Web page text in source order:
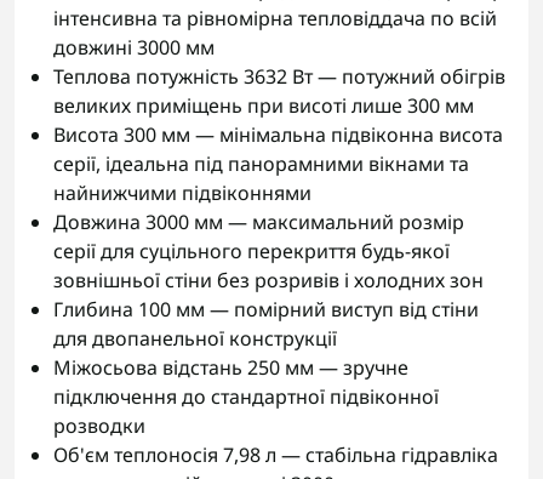
інтенсивна та рівномірна тепловіддача по всій
довжині 3000 мм
Теплова потужність 3632 Вт — потужний обігрів
великих приміщень при висоті лише 300 мм
Висота 300 мм — мінімальна підвіконна висота
серії, ідеальна під панорамними вікнами та
найнижчими підвіконнями
Довжина 3000 мм — максимальний розмір
серії для суцільного перекриття будь-якої
зовнішньої стіни без розривів і холодних зон
Глибина 100 мм — помірний виступ від стіни
для двопанельної конструкції
Міжосьова відстань 250 мм — зручне
підключення до стандартної підвіконної
розводки
Об'єм теплоносія 7,98 л — стабільна гідравліка